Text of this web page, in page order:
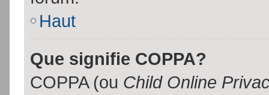
Haut
Que signifie COPPA?
COPPA (ou Child Online